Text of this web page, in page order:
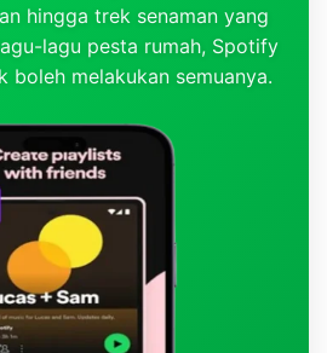
hingga trek senaman yang
lagu pesta rumah, Spotify
boleh melakukan semuanya.